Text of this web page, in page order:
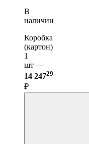
В
наличии
Коробка
(картон)
1
шт —
14 24729
₽